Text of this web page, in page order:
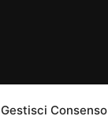
Gestisci Consenso